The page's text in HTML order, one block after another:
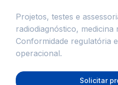
Projetos, testes e
radiodiagnóstico, medicina
Conformidade regulatória
operacional.
Solicitar